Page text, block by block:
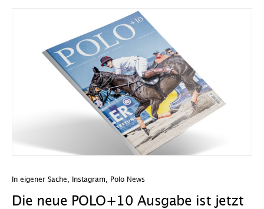
In eigener Sache Instagram Polo News
Die neue POLO+10 Ausgabe ist jetzt